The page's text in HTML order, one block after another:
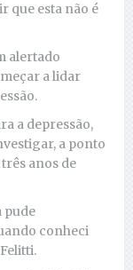
que esta não é
alertado
a lidar
a depressão,
a ponto
anos de
pude
conheci